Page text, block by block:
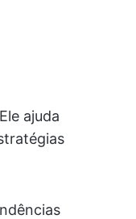
ajuda